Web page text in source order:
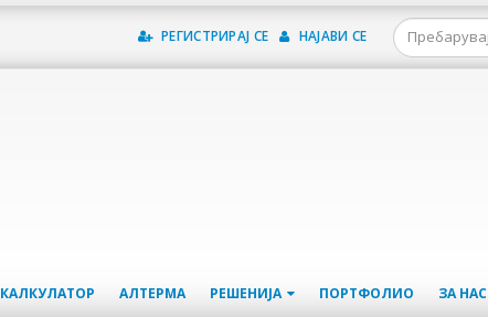
РЕГИСТРИРАЈ СЕ НАЈАВИ СЕ
КАЛКУЛАТОР АЛТЕРМА РЕШЕНИЈА ПОРТФОЛИО ЗА НАС